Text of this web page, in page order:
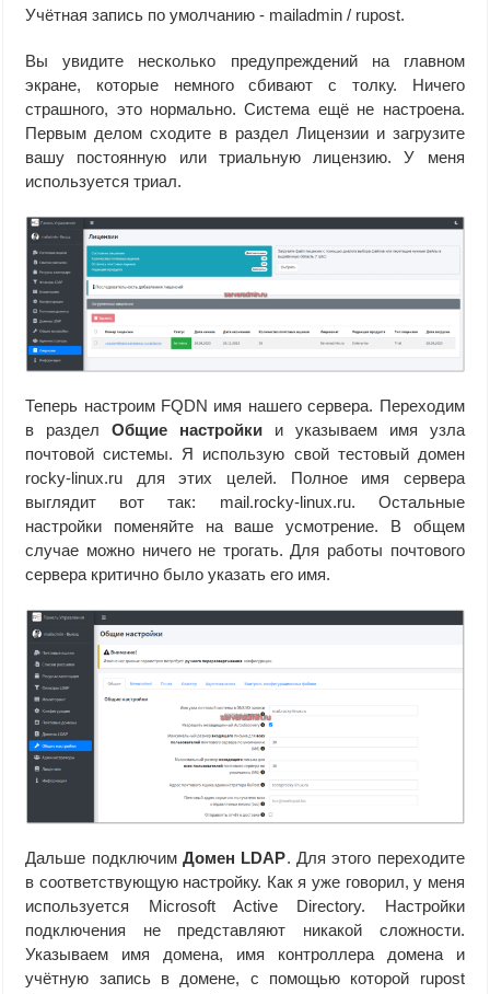
Учётная запись по умолчанию - mailadmin / rupost.
Вы увидите несколько предупреждений на главном
экране, которые немного сбивают с толку. Ничего
страшного, это нормально. Система ещё не настроена.
Первым делом сходите в раздел Лицензии и загрузите
вашу постоянную или триальную лицензию. У меня
используется триал.
Теперь настроим FQDN имя нашего сервера. Переходим
в разделОбщие настройки и указываем имя узла
почтовой системы. Я использую свой тестовый домен
rocky-linux.ru для этих целей. Полное имя сервера
выглядит вот так: mail.rocky-linux.ru. Остальные
настройки поменяйте на ваше усмотрение. В общем
случае можно ничего не трогать. Для работы почтового
сервера критично было указать его имя.
Дальше подключимДомен LDAP. Для этого переходите
в соответствующую настройку. Как я уже говорил, у меня
используется Microsoft Active Directory. Настройки
подключения не представляют никакой сложности.
Указываем имя домена, имя контроллера домена и
учётную запись в домене, с помощью которой rupost